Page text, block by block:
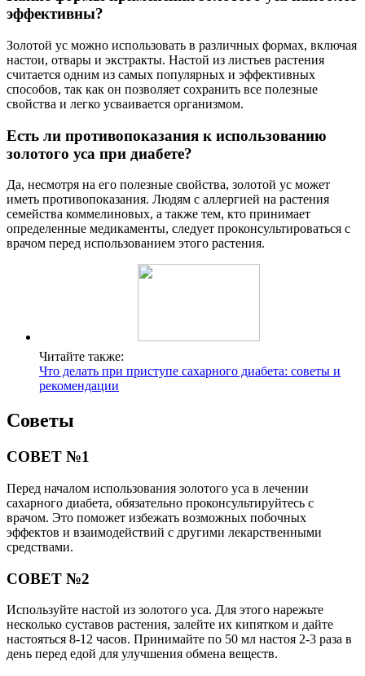
эффективны?
Золотой ус можно использовать в различных формах, включая
настои, отвары и экстракты. Настой из листьев растения
считается одним из самых популярных и эффективных
способов, так как он позволяет сохранить все полезные
свойства и легко усваивается организмом.
Есть ли противопоказания к использованию
золотого уса при диабете?
Да, несмотря на его полезные свойства, золотой ус может
иметь противопоказания. Людям с аллергией на растения
семейства коммелиновых, а также тем, кто принимает
определенные медикаменты, следует проконсультироваться с
врачом перед использованием этого растения.
Читайте также:
Что делать при приступе сахарного диабета: советы и
рекомендации
Советы
СОВЕТ №1
Перед началом использования золотого уса в лечении
сахарного диабета, обязательно проконсультируйтесь с
врачом. Это поможет избежать возможных побочных
эффектов и взаимодействий с другими лекарственными
средствами.
СОВЕТ №2
Используйте настой из золотого уса. Для этого нарежьте
несколько суставов растения, залейте их кипятком и дайте
настояться 8-12 часов. Принимайте по 50 мл настоя 2-3 раза в
день перед едой для улучшения обмена веществ.